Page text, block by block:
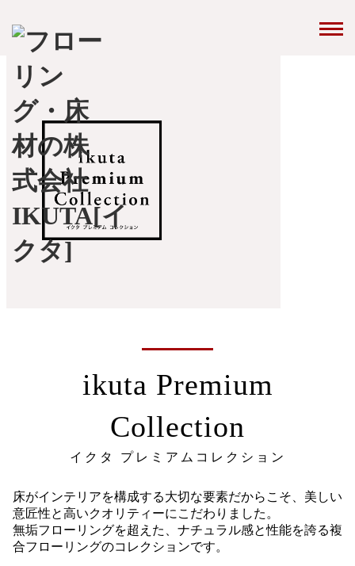
ikuta Premium
Collection
イクタ プレミアムコレクション
床がインテリアを構成する大切な要素だからこそ、美しい
意匠性と高いクオリティーにこだわりました。
無垢フローリングを超えた、ナチュラル感と性能を誇る複
合フローリングのコレクションです。